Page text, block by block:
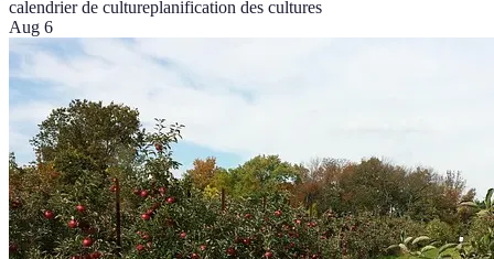
calendrier de cultureplanification des cultures
Aug 6